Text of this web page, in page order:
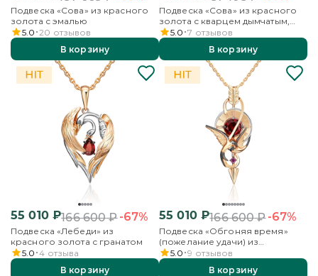
Подвеска «Сова» из красного
золота с эмалью
5.0 20 отзывов
В корзину
Подвеска «Сова» из красного
золота с кварцем дымчатым,
цитринами и эмалью
5.0 7 отзывов
В корзину
55 010₽166 600₽-67%
Подвеска «Лебеди» из
красного золота с гранатом
5.0 4 отзыва
В корзину
55 010₽166 600₽-67%
Подвеска «Обгоняя время»
(пожелание удачи) из
комбинированного золота с
гранатами
5.0 9 отзывов
В корзину